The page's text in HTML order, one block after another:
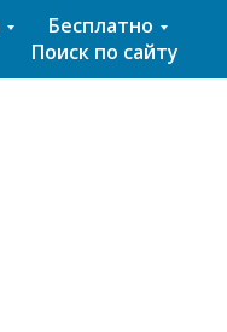
Бесплатно
Поиск по сайту